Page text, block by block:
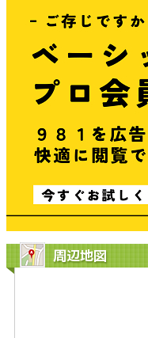
周辺地図